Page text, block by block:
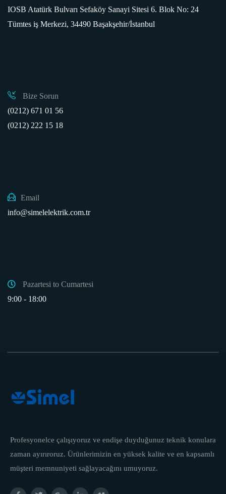
IOSB Atatürk Bulvarı Sefaköy Sanayi Sitesi 6. Blok No: 24
Tümtes iş Merkezi, 34490 Başakşehir/İstanbul
Bize Sorun
(0212) 671 01 56
(0212) 222 15 18
Email
info@simelelektrik.com.tr
Pazartesi to Cumartesi
9:00 - 18:00
Profesyonelce çalışıyoruz ve endişe duyduğunuz teknik konulara
zaman ayırıroruz. Ürünlerimizin en yüksek kalite ve en kapsamlı
müşteri memnuniyeti sağlayacağını umuyoruz.